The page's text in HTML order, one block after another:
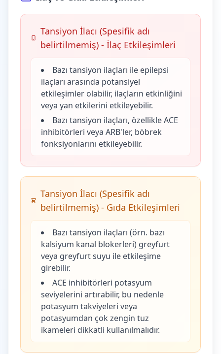
Tansiyon İlacı (Spesifik adı
belirtilmemiş) - İlaç Etkileşimleri
Bazı tansiyon ilaçları ile epilepsi
ilaçları arasında potansiyel
etkileşimler olabilir, ilaçların etkinliğini
veya yan etkilerini etkileyebilir.
Bazı tansiyon ilaçları, özellikle ACE
inhibitörleri veya ARB'ler, böbrek
fonksiyonlarını etkileyebilir.
Tansiyon İlacı (Spesifik adı
belirtilmemiş) - Gıda Etkileşimleri
Bazı tansiyon ilaçları (örn. bazı
kalsiyum kanal blokerleri) greyfurt
veya greyfurt suyu ile etkileşime
girebilir.
ACE inhibitörleri potasyum
seviyelerini artırabilir, bu nedenle
potasyum takviyeleri veya
potasyumdan çok zengin tuz
ikameleri dikkatli kullanılmalıdır.